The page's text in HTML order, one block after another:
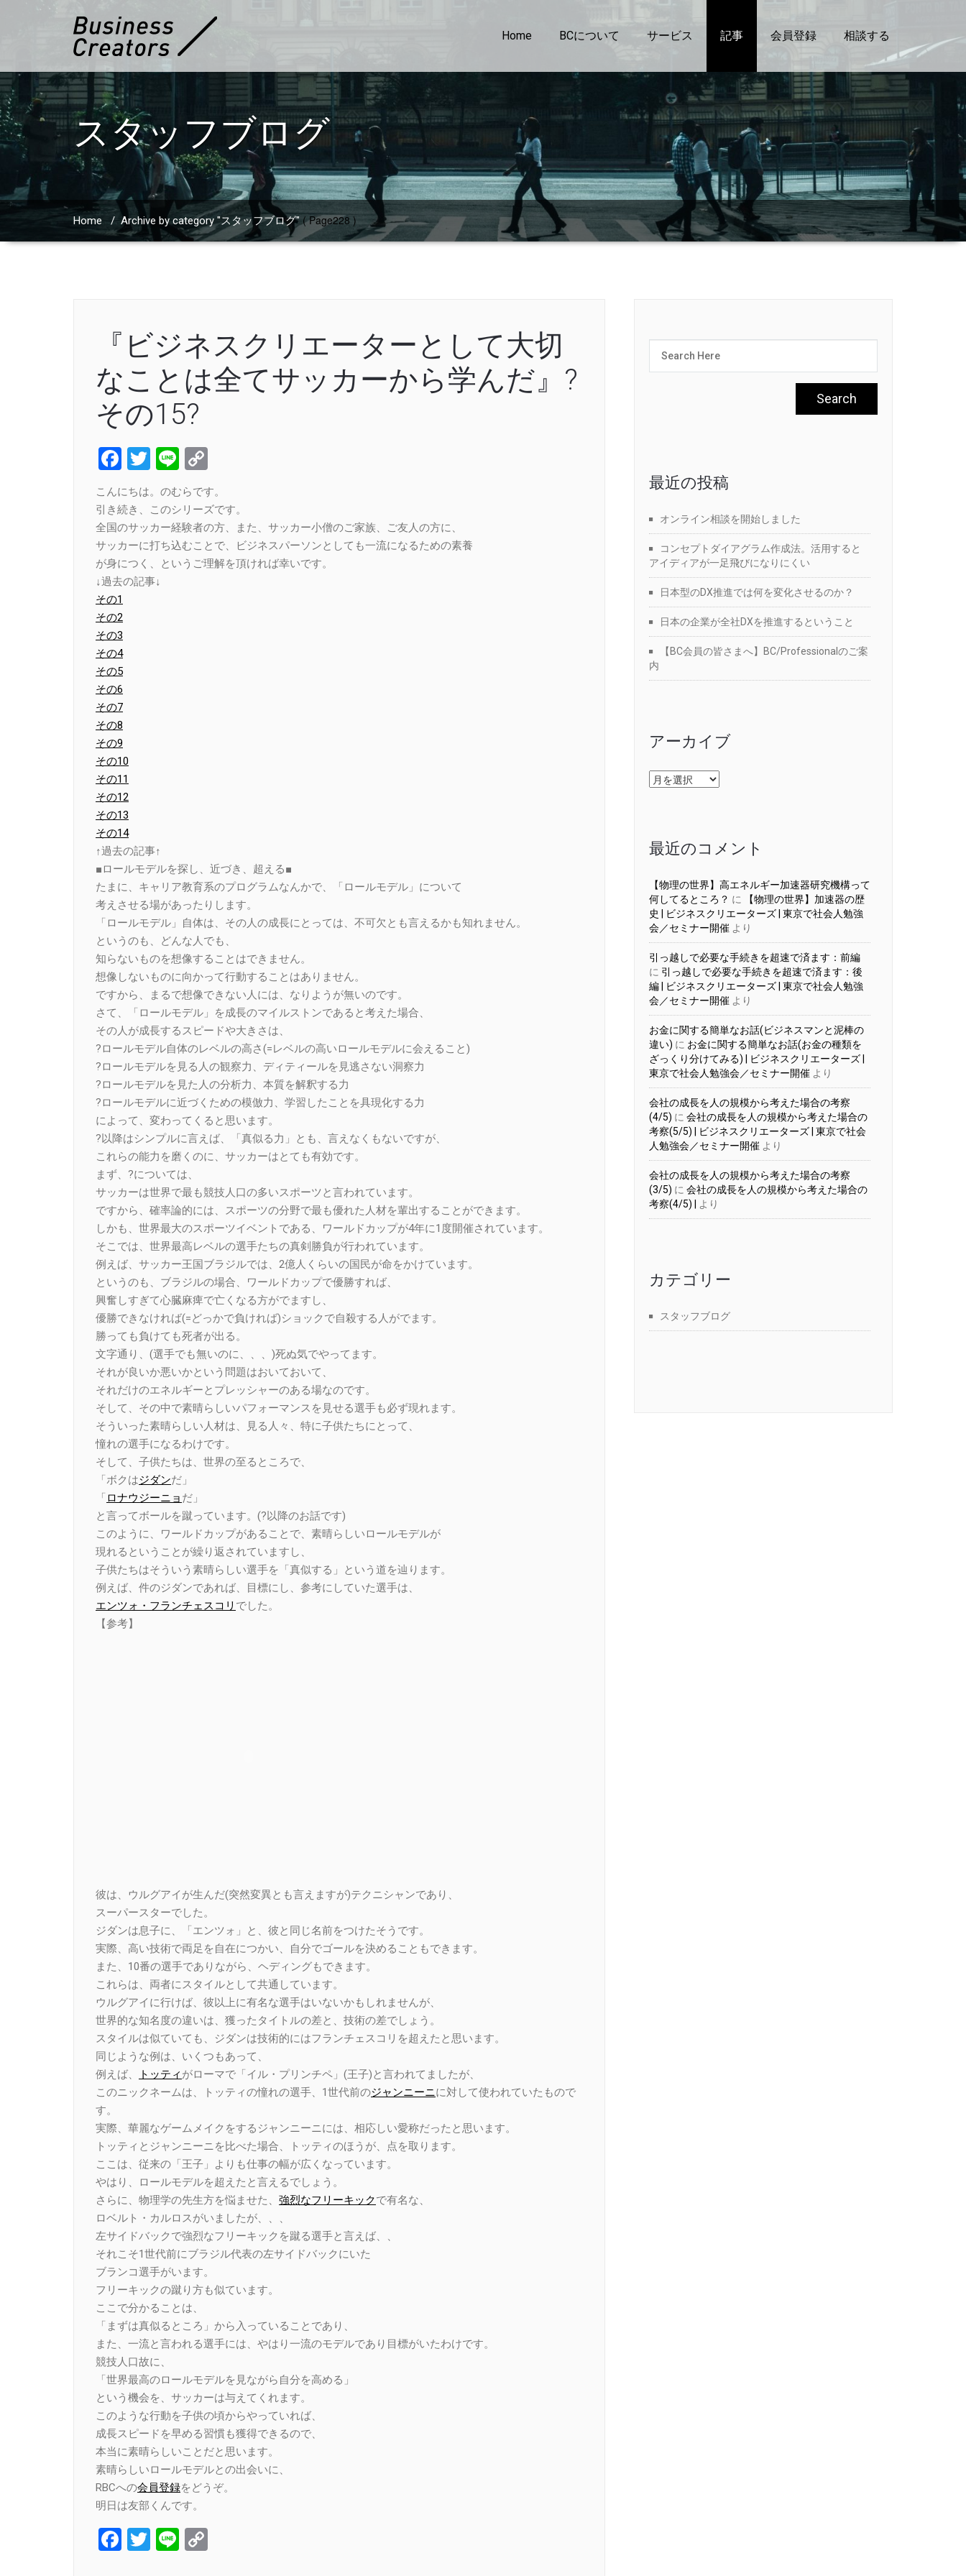
Home BCについて サービス 記事 会員登録 相談する
スタッフブログ
Home / Archive by category "スタッフブログ" ( Page228 )
『ビジネスクリエーターとして大切
なことは全てサッカーから学んだ』?
その15?
Facebook
Twitter
Line
Link
こんにちは。のむらです。
引き続き、このシリーズです。
全国のサッカー経験者の方、また、サッカー小僧のご家族、ご友人の方に、
サッカーに打ち込むことで、ビジネスパーソンとしても一流になるための素養
が身につく、というご理解を頂ければ幸いです。
↓過去の記事↓
その1
その2
その3
その4
その5
その6
その7
その8
その9
その10
その11
その12
その13
その14
↑過去の記事↑
■ロールモデルを探し、近づき、超える■
たまに、キャリア教育系のプログラムなんかで、「ロールモデル」について
考えさせる場があったりします。
「ロールモデル」自体は、その人の成長にとっては、不可欠とも言えるかも知れません。
というのも、どんな人でも、
知らないものを想像することはできません。
想像しないものに向かって行動することはありません。
ですから、まるで想像できない人には、なりようが無いのです。
さて、「ロールモデル」を成長のマイルストンであると考えた場合、
その人が成長するスピードや大きさは、
?ロールモデル自体のレベルの高さ(=レベルの高いロールモデルに会えること)
?ロールモデルを見る人の観察力、ディティールを見逃さない洞察力
?ロールモデルを見た人の分析力、本質を解釈する力
?ロールモデルに近づくための模倣力、学習したことを具現化する力
によって、変わってくると思います。
?以降はシンプルに言えば、「真似る力」とも、言えなくもないですが、
これらの能力を磨くのに、サッカーはとても有効です。
まず、?については、
サッカーは世界で最も競技人口の多いスポーツと言われています。
ですから、確率論的には、スポーツの分野で最も優れた人材を輩出することができます。
しかも、世界最大のスポーツイベントである、ワールドカップが4年に1度開催されています。
そこでは、世界最高レベルの選手たちの真剣勝負が行われています。
例えば、サッカー王国ブラジルでは、2億人くらいの国民が命をかけています。
というのも、ブラジルの場合、ワールドカップで優勝すれば、
興奮しすぎて心臓麻痺で亡くなる方がでますし、
優勝できなければ(=どっかで負ければ)ショックで自殺する人がでます。
勝っても負けても死者が出る。
文字通り、(選手でも無いのに、、、)死ぬ気でやってます。
それが良いか悪いかという問題はおいておいて、
それだけのエネルギーとプレッシャーのある場なのです。
そして、その中で素晴らしいパフォーマンスを見せる選手も必ず現れます。
そういった素晴らしい人材は、見る人々、特に子供たちにとって、
憧れの選手になるわけです。
そして、子供たちは、世界の至るところで、
「ボクはジダンだ」
「 ロナウジーニョ だ」
と言ってボールを蹴っています。(?以降のお話です)
このように、ワールドカップがあることで、素晴らしいロールモデルが
現れるということが繰り返されていますし、
子供たちはそういう素晴らしい選手を「真似する」という道を辿ります。
例えば、件のジダンであれば、目標にし、参考にしていた選手は、
エンツォ・フランチェスコリ でした。
【参考】
彼は、ウルグアイが生んだ(突然変異とも言えますが)テクニシャンであり、
スーパースターでした。
ジダンは息子に、「エンツォ」と、彼と同じ名前をつけたそうです。
実際、高い技術で両足を自在につかい、自分でゴールを決めることもできます。
また、10番の選手でありながら、ヘディングもできます。
これらは、両者にスタイルとして共通しています。
ウルグアイに行けば、彼以上に有名な選手はいないかもしれませんが、
世界的な知名度の違いは、獲ったタイトルの差と、技術の差でしょう。
スタイルは似ていても、ジダンは技術的にはフランチェスコリを超えたと思います。
同じような例は、いくつもあって、
例えば、
トッティ がローマで「イル・プリンチペ」(王子)と言われてましたが、
このニックネームは、トッティの憧れの選手、1世代前のジャンニーニに対して使われていたもので
す。
実際、華麗なゲームメイクをするジャンニーニには、相応しい愛称だったと思います。
トッティとジャンニーニを比べた場合、トッティのほうが、点を取ります。
ここは、従来の「王子」よりも仕事の幅が広くなっています。
やはり、ロールモデルを超えたと言えるでしょう。
さらに、物理学の先生方を悩ませた、 強烈なフリーキックで有名な、
ロベルト・カルロスがいましたが、、、
左サイドバックで強烈なフリーキックを蹴る選手と言えば、、
それこそ1世代前にブラジル代表の左サイドバックにいた
ブランコ選手がいます。
フリーキックの蹴り方も似ています。
ここで分かることは、
「まずは真似るところ」から入っていることであり、
また、一流と言われる選手には、やはり一流のモデルであり目標がいたわけです。
競技人口故に、
「世界最高のロールモデルを見ながら自分を高める」
という機会を、サッカーは与えてくれます。
このような行動を子供の頃からやっていれば、
成長スピードを早める習慣も獲得できるので、
本当に素晴らしいことだと思います。
素晴らしいロールモデルとの出会いに、
RBCへの会員登録をどうぞ。
明日は友部くんです。
Facebook
Twitter
Line
最近の投稿
オンライン相談を開始しました
コンセプトダイアグラム作成法。活用すると
アイディアが一足飛びになりにくい
日本型のDX推進では何を変化させるのか？
日本の企業が全社DXを推進するということ
【BC会員の皆さまへ】BC/Professionalのご案
内
アーカイブ
ア
ー
最近のコメント
【物理の世界】高エネルギー加速器研究機構って
何してるところ？ に
【物理の世界】加速器の歴
史 | ビジネスクリエーターズ | 東京で社会人勉強
会／セミナー開催 より
引っ越しで必要な手続きを超速で済ます：前編
に 引っ越しで必要な手続きを超速で済ます：後
編 | ビジネスクリエーターズ | 東京で社会人勉強
会／セミナー開催 より
お金に関する簡単なお話(ビジネスマンと泥棒の
違い) に お金に関する簡単なお話(お金の種類を
ざっくり分けてみる) | ビジネスクリエーターズ |
東京で社会人勉強会／セミナー開催 より
会社の成長を人の規模から考えた場合の考察
(4/5) に 会社の成長を人の規模から考えた場合の
考察(5/5) | ビジネスクリエーターズ | 東京で社会
人勉強会／セミナー開催 より
会社の成長を人の規模から考えた場合の考察
(3/5) に 会社の成長を人の規模から考えた場合の
考察(4/5) |
より
カテゴリー
スタッフブログ